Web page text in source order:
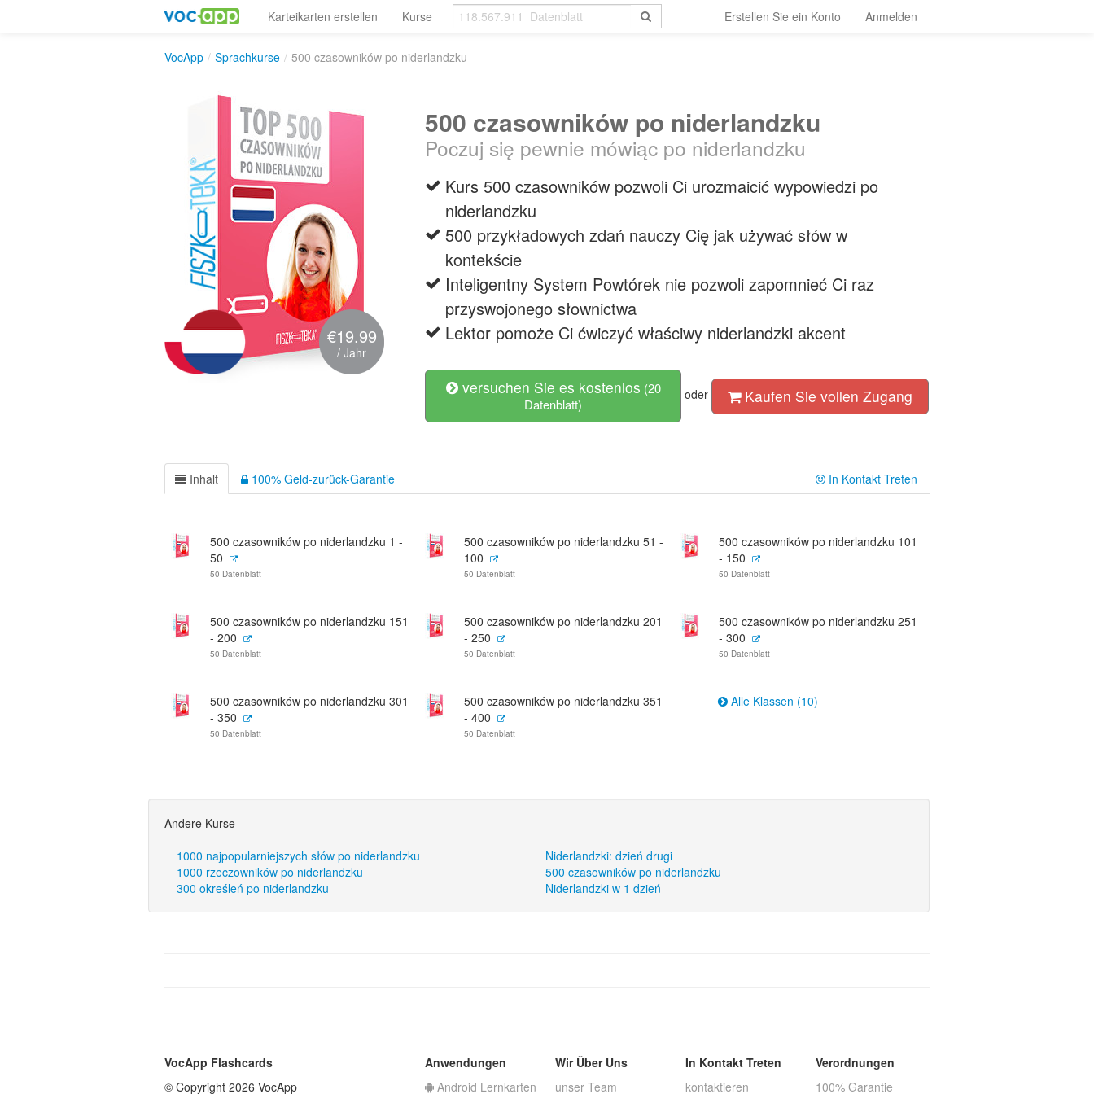
Karteikarten erstellen Kurse Erstellen Sie ein Konto Anmelden
VocApp / Sprachkurse / 500 czasowników po niderlandzku
€19.99
/ Jahr
500 czasowników po niderlandzku
Poczuj się pewnie mówiąc po niderlandzku
Kurs 500 czasowników pozwoli Ci urozmaicić wypowiedzi po
niderlandzku
500 przykładowych zdań nauczy Cię jak używać słów w
kontekście
Inteligentny System Powtórek nie pozwoli zapomnieć Ci raz
przyswojonego słownictwa
Lektor pomoże Ci ćwiczyć właściwy niderlandzki akcent
versuchen Sie es kostenlos (20
Datenblatt)
oder Kaufen Sie vollen Zugang
Inhalt 100% Geld-zurück-Garantie In Kontakt Treten
500 czasowników po niderlandzku 1 -
50
50 Datenblatt
500 czasowników po niderlandzku 51 -
100
50 Datenblatt
500 czasowników po niderlandzku 101
- 150
50 Datenblatt
500 czasowników po niderlandzku 151
- 200
50 Datenblatt
500 czasowników po niderlandzku 201
- 250
50 Datenblatt
500 czasowników po niderlandzku 251
- 300
50 Datenblatt
500 czasowników po niderlandzku 301
- 350
50 Datenblatt
500 czasowników po niderlandzku 351
- 400
50 Datenblatt
Alle Klassen (10)
Andere Kurse
1000 najpopularniejszych słów po niderlandzku
Niderlandzki: dzień drugi
1000 rzeczowników po niderlandzku
500 czasowników po niderlandzku
300 określeń po niderlandzku
Niderlandzki w 1 dzień
VocApp Flashcards
© Copyright 2026 VocApp
Anwendungen
Android Lernkarten
Wir Über Uns
unser Team
In Kontakt Treten
kontaktieren
Verordnungen
100% Garantie